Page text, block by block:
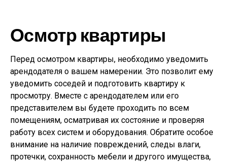
Осмотр квартиры
Перед осмотром квартиры, необходимо уведомить
арендодателя о вашем намерении. Это позволит ему
уведомить соседей и подготовить квартиру к
просмотру. Вместе с арендодателем или его
представителем вы будете проходить по всем
помещениям, осматривая их состояние и проверяя
работу всех систем и оборудования. Обратите особое
внимание на наличие повреждений, следы влаги,
протечки, сохранность мебели и другого имущества,